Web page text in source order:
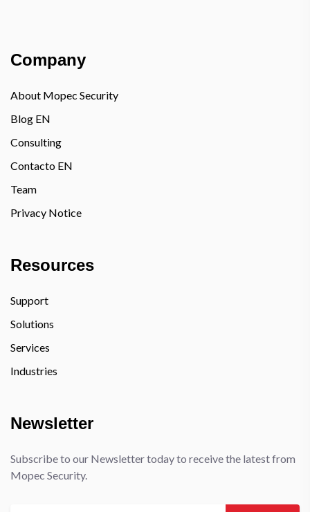
Company
About Mopec Security
Blog EN
Consulting
Contacto EN
Team
Privacy Notice
Resources
Support
Solutions
Services
Industries
Newsletter
Subscribe to our Newsletter today to receive the latest from
Mopec Security.